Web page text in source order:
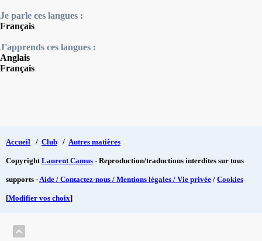
Je parle ces langues :
Français
J'apprends ces langues :
Anglais
Français
Accueil / Club / Autres matières
CopyrightLaurent Camus - Reproduction/traductions interdites sur tous
supports -Aide / Contactez-nous / Mentions légales / Vie privée / Cookies
[Modifier vos choix]